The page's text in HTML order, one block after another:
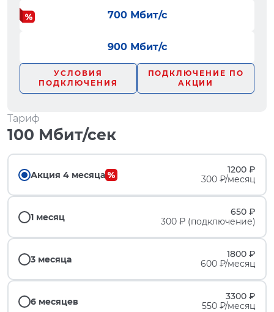
700 Мбит/с
900 Мбит/с
УСЛОВИЯ
ПОДКЛЮЧЕНИЯ
ПОДКЛЮЧЕНИЕ ПО
АКЦИИ
Тариф
100 Мбит/сек
Акция 4 месяца
1200 ₽
300 ₽/месяц
1 месяц
650 ₽
300 ₽ (подключение)
3 месяца
1800 ₽
600 ₽/месяц
6 месяцев
3300 ₽
550 ₽/месяц